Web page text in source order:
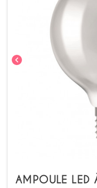
chevron_left
AMPOULE LED